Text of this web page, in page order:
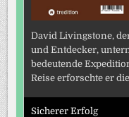
David Livingstone,
und Entdecker,
bedeutende
Reise erforschte er
Sicherer Erfolg